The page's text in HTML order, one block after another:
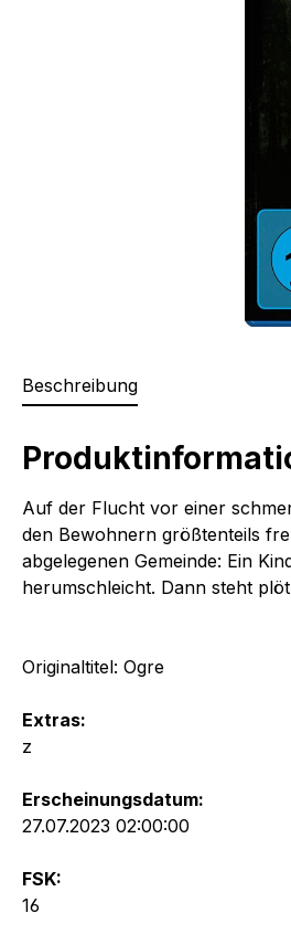
Beschreibung
Auf der Flucht vor einer
den Bewohnern größtenteils
abgelegenen Gemeinde: Ein
herumschleicht. Dann steht
Originaltitel: Ogre
Extras:
z
Erscheinungsdatum:
27.07.2023 02:00:00
FSK:
16